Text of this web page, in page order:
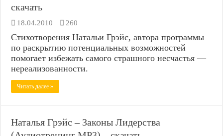
скачать
18.04.2010 260
Стихотворения Натальи Грэйс, автора программы
по раскрытию потенциальных возможностей
помогает избежать самого страшного несчастья —
нереализованности.
Читать далее »
Наталья Грэйс – Законы Лидерства